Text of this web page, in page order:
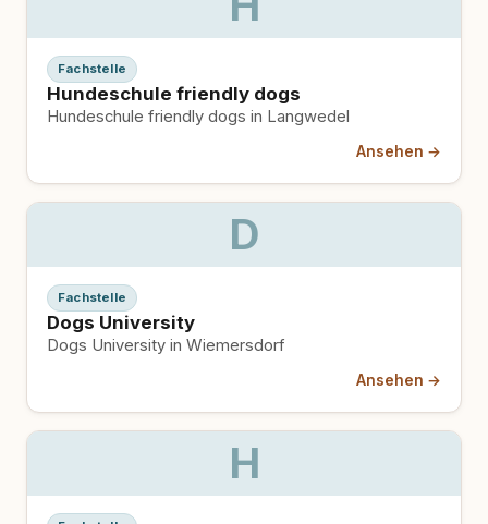
Fachstelle
Hundeschule friendly dogs
Hundeschule friendly dogs in Langwedel
Ansehen →
D
Fachstelle
Dogs University
Dogs University in Wiemersdorf
Ansehen →
H